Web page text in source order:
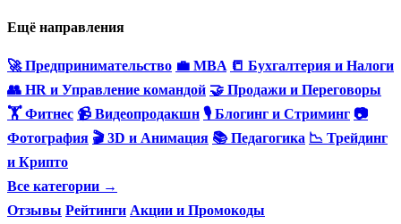
Ещё направления
🚀 Предпринимательство 💼 MBA 📒 Бухгалтерия и Налоги
👥 HR и Управление командой 🤝 Продажи и Переговоры
🏋️ Фитнес 📹 Видеопродакшн 🎙 Блогинг и Стриминг 📷
Фотография 🎬 3D и Анимация 📚 Педагогика 📉 Трейдинг
и Крипто
Все категории →
Отзывы Рейтинги Акции и Промокоды